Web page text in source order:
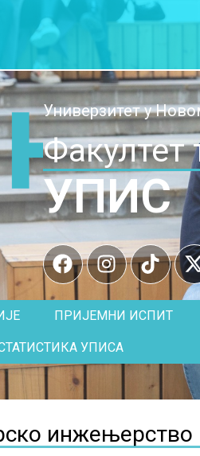
Универзитет у
Факултет
УПИС
ПРИЈЕМНИ ИСПИТ
УПИСА
инжењерство